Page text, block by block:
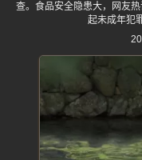
查。食品安全隐患大，网友
起未成年犯